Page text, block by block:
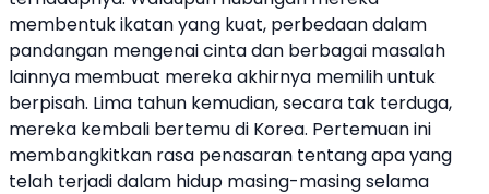
membentuk ikatan yang kuat, perbedaan dalam
pandangan mengenai cinta dan berbagai masalah
lainnya membuat mereka akhirnya memilih untuk
berpisah. Lima tahun kemudian, secara tak terduga,
mereka kembali bertemu di Korea. Pertemuan ini
membangkitkan rasa penasaran tentang apa yang
telah terjadi dalam hidup masing-masing selama